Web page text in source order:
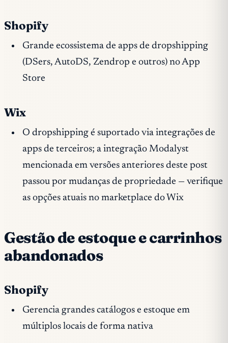
Shopify
Grande ecossistema de apps de dropshipping
(DSers, AutoDS, Zendrop e outros) no App
Store
Wix
O dropshipping é suportado via integrações de
apps de terceiros; a integração Modalyst
mencionada em versões anteriores deste post
passou por mudanças de propriedade — verifique
as opções atuais no marketplace do Wix
Gestão de estoque e carrinhos
abandonados
Shopify
Gerencia grandes catálogos e estoque em
múltiplos locais de forma nativa